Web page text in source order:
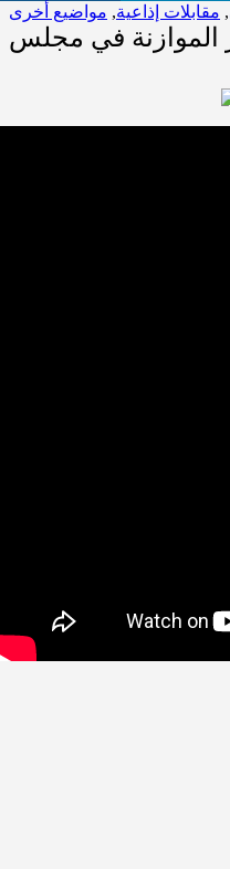
, مقابلات إذاعية, مواضيع أخرى
الموازنة في مجلس